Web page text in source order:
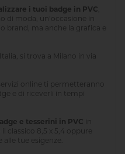
i tuoi badge in PVC
di moda, un’occasione in
brand, ma anche la grafica e
si trova a Milano in via
online ti permetteranno
e di riceverli in tempi
e tesserini in PVC
classico 8,5 x 5,4 oppure
tue esigenze.